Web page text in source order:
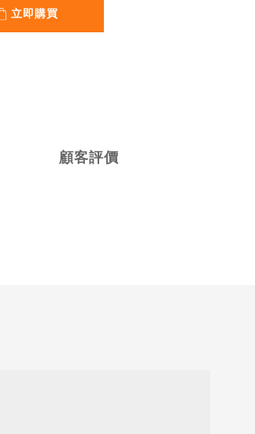
立即購買
顧客評價